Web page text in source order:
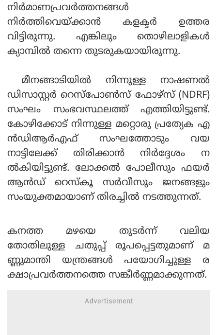
നിര്‍മാണപ്രവര്‍ത്തനങ്ങള്‍
നിര്‍ത്തിവെയ്ക്കാന്‍ കളക്ടര്‍ ഉത്തര
വിട്ടിരുന്നു. എങ്കിലും തൊഴിലാളികള്‍
ക്യാമ്പില്‍ തന്നെ തുടരുകയായിരുന്നു.
മീനങ്ങാടിയില്‍ നിന്നുള്ള നാഷണല്‍
ഡിസാസ്റ്റര്‍ റെസ്പോണ്‍സ് ഫോഴ്സ് (NDRF)
സംഘം സംഭവസ്ഥലത്ത് എത്തിയിട്ടുണ്ട്.
കോഴിക്കോട് നിന്നുള്ള മറ്റൊരു പ്രത്യേക എ
ന്‍ഡിആര്‍എഫ് സംഘത്തോടും വയ
നാട്ടിലേക്ക് തിരിക്കാന്‍ നിര്‍ദ്ദേശം ന
ല്‍കിയിട്ടുണ്ട്. ലോക്കല്‍ പോലീസും ഫയര്‍
ആന്‍ഡ് റെസ്‌കൂ സര്‍വീസും ജനങ്ങളും
സംയുക്തമായാണ് തിരച്ചില്‍ നടത്തുന്നത്.
കനത്ത മഴയെ തുടര്‍ന്ന് വലിയ
തോതിലുള്ള ചതുപ്പ് രൂപപ്പെട്ടതുമാണ് മ
ണ്ണുമാന്തി യന്ത്രങ്ങള്‍ പയോഗിച്ചുള്ള ര
ക്ഷാപ്രവര്‍ത്തനത്തെ സങ്കീര്‍ണ്ണമാക്കുന്നത്.